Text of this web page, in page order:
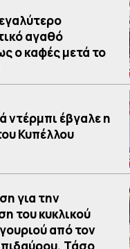
αγαθό
ο καφές μετά το
ντέρμπι έβγαλε η
Κυπέλλου
για την
του κυκλικού
από τον